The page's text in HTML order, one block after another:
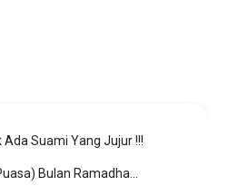
Ada Suami Yang Jujur !!!
Ibadah Shaum (Puasa) Bulan Ramadhan; Syarat, Rukun, Perkara-perkara, Makruh, Wajib Qadha' Shaum, Fidyah dan Kifarat